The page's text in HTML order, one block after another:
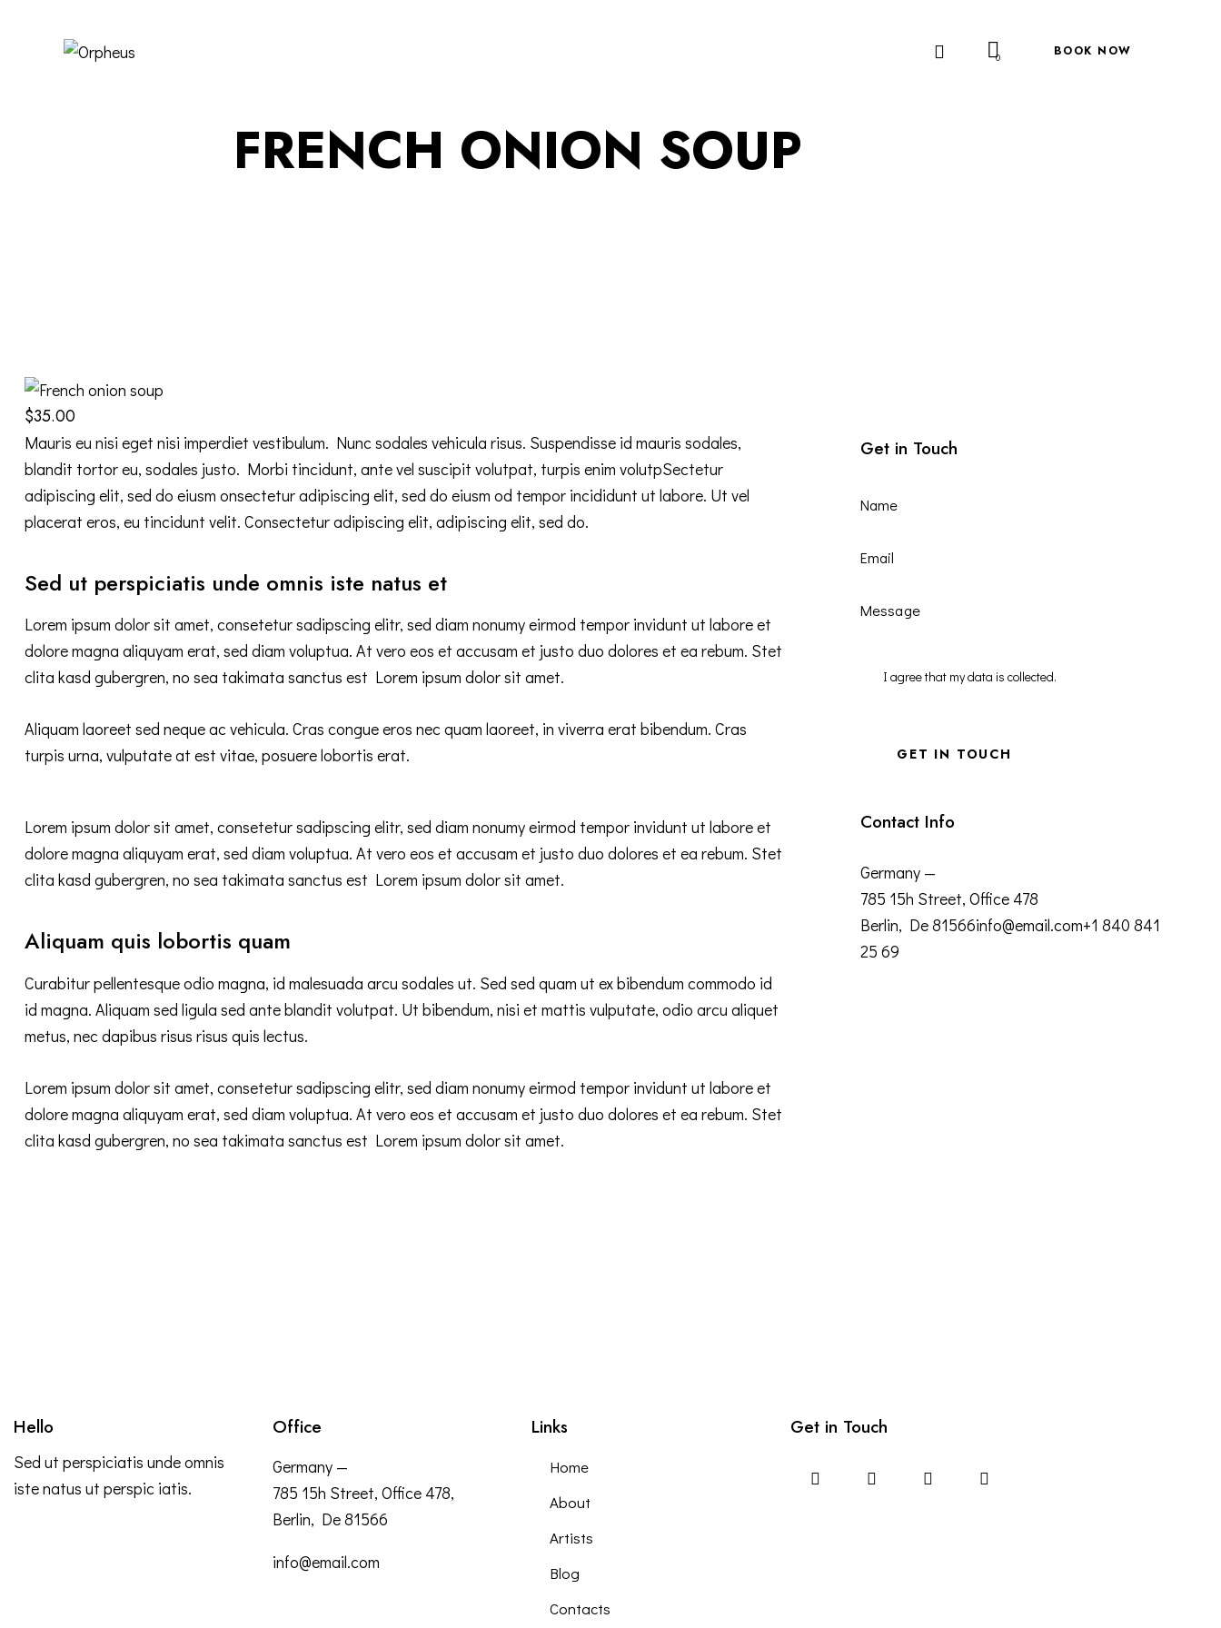
0 BOOK NOW
FRENCH ONION SOUP
$35.00
Mauris eu nisi eget nisi imperdiet vestibulum. Nunc sodales vehicula risus. Suspendisse id mauris sodales,
blandit tortor eu, sodales justo. Morbi tincidunt, ante vel suscipit volutpat, turpis enim volutpSectetur
adipiscing elit, sed do eiusm onsectetur adipiscing elit, sed do eiusm od tempor incididunt ut labore. Ut vel
placerat eros, eu tincidunt velit. Consectetur adipiscing elit, adipiscing elit, sed do.
Sed ut perspiciatis unde omnis iste natus et
Lorem ipsum dolor sit amet, consetetur sadipscing elitr, sed diam nonumy eirmod tempor invidunt ut labore et
dolore magna aliquyam erat, sed diam voluptua. At vero eos et accusam et justo duo dolores et ea rebum. Stet
clita kasd gubergren, no sea takimata sanctus est Lorem ipsum dolor sit amet.
Aliquam laoreet sed neque ac vehicula. Cras congue eros nec quam laoreet, in viverra erat bibendum. Cras
turpis urna, vulputate at est vitae, posuere lobortis erat.
Lorem ipsum dolor sit amet, consetetur sadipscing elitr, sed diam nonumy eirmod tempor invidunt ut labore et
dolore magna aliquyam erat, sed diam voluptua. At vero eos et accusam et justo duo dolores et ea rebum. Stet
clita kasd gubergren, no sea takimata sanctus est Lorem ipsum dolor sit amet.
Aliquam quis lobortis quam
Curabitur pellentesque odio magna, id malesuada arcu sodales ut. Sed sed quam ut ex bibendum commodo id
id magna. Aliquam sed ligula sed ante blandit volutpat. Ut bibendum, nisi et mattis vulputate, odio arcu aliquet
metus, nec dapibus risus risus quis lectus.
Lorem ipsum dolor sit amet, consetetur sadipscing elitr, sed diam nonumy eirmod tempor invidunt ut labore et
dolore magna aliquyam erat, sed diam voluptua. At vero eos et accusam et justo duo dolores et ea rebum. Stet
clita kasd gubergren, no sea takimata sanctus est Lorem ipsum dolor sit amet.
Get in Touch
I agree that my data iscollected.
Contact Info
Germany —
785 15h Street, Office 478
Berlin, De 81566info@email.com+1 840 841
25 69
Hello
Sed ut perspiciatis unde omnis
iste natus ut perspic iatis.
Office
Germany —
785 15h Street, Office 478,
Berlin, De 81566
info@email.com
Links
Home
About
Artists
Blog
Contacts
Get in Touch